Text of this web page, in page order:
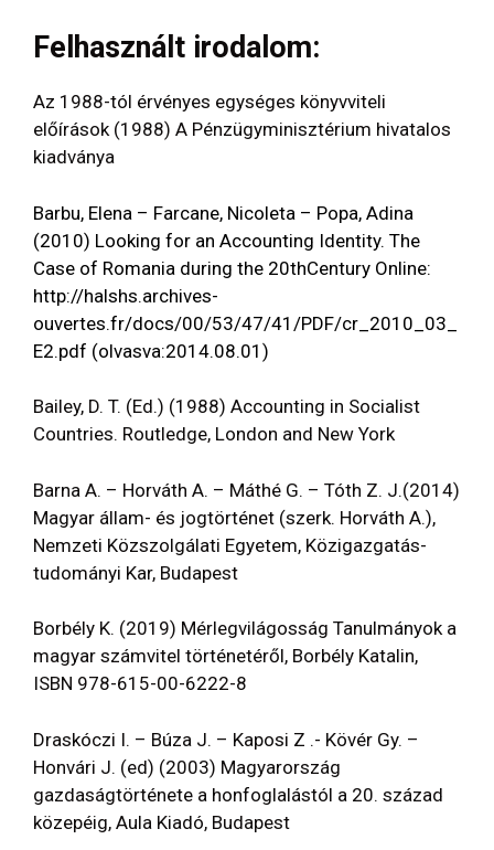
Felhasznált irodalom:
Az 1988-tól érvényes egységes könyvviteli
előírások (1988) A Pénzügyminisztérium hivatalos
kiadványa
Barbu, Elena – Farcane, Nicoleta – Popa, Adina
(2010) Looking for an Accounting Identity. The
Case of Romania during the 20thCentury Online:
http://halshs.archives-
ouvertes.fr/docs/00/53/47/41/PDF/cr_2010_03_
E2.pdf (olvasva:2014.08.01)
Bailey, D. T. (Ed.) (1988) Accounting in Socialist
Countries. Routledge, London and New York
Barna A. – Horváth A. – Máthé G. – Tóth Z. J.(2014)
Magyar állam- és jogtörténet (szerk. Horváth A.),
Nemzeti Közszolgálati Egyetem, Közigazgatás-
tudományi Kar, Budapest
Borbély K. (2019) Mérlegvilágosság Tanulmányok a
magyar számvitel történetéről, Borbély Katalin,
ISBN 978-615-00-6222-8
Draskóczi I. – Búza J. – Kaposi Z .- Kövér Gy. –
Honvári J. (ed) (2003) Magyarország
gazdaságtörténete a honfoglalástól a 20. század
közepéig, Aula Kiadó, Budapest